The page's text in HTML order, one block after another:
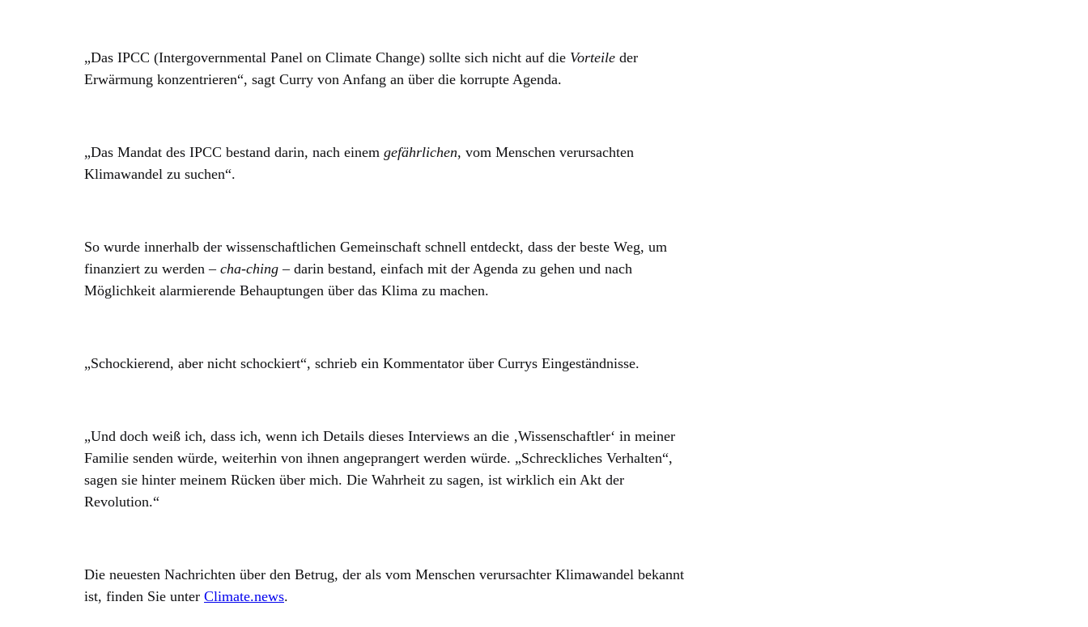
„Das IPCC (Intergovernmental Panel on Climate Change) sollte sich nicht auf die Vorteile der
Erwärmung konzentrieren“, sagt Curry von Anfang an über die korrupte Agenda.
„Das Mandat des IPCC bestand darin, nach einem gefährlichen, vom Menschen verursachten
Klimawandel zu suchen“.
So wurde innerhalb der wissenschaftlichen Gemeinschaft schnell entdeckt, dass der beste Weg, um
finanziert zu werden – cha-ching– darin bestand, einfach mit der Agenda zu gehen und nach
Möglichkeit alarmierende Behauptungen über das Klima zu machen.
„Schockierend, aber nicht schockiert“, schrieb ein Kommentator über Currys Eingeständnisse.
„Und doch weiß ich, dass ich, wenn ich Details dieses Interviews an die ‚Wissenschaftler‘ in meiner
Familie senden würde, weiterhin von ihnen angeprangert werden würde. „Schreckliches Verhalten“,
sagen sie hinter meinem Rücken über mich. Die Wahrheit zu sagen, ist wirklich ein Akt der
Revolution.“
Die neuesten Nachrichten über den Betrug, der als vom Menschen verursachter Klimawandel bekannt
ist, finden Sie unter Climate.news.